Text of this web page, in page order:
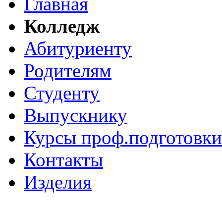
Колледж
Абитуриенту
Родителям
Студенту
Выпускнику
Курсы проф.подготовки
Контакты
Изделия